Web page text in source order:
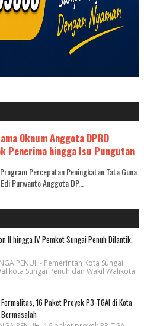
Oknum Anggota DPRD
Penerima hingga Isu Pungutan
Percepatan Peningkatan Tata Guna
Purwanto Anggota DP...
II hingga IV Pemkot Sungai Penuh Dilantik,
Pemerintah Kota Sungai
Sungai Penuh dan Wakil Walikota
16 Paket Proyek P3-TGAI di Kota